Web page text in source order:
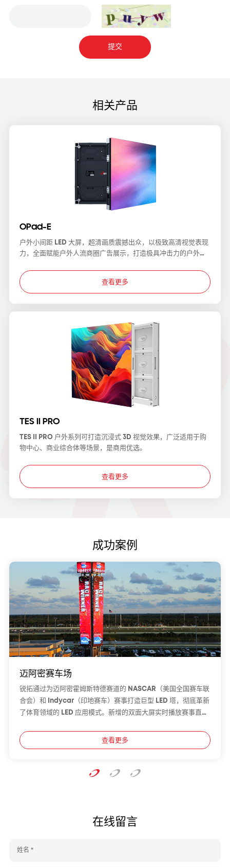
提交
相关产品
OPad-E
户外小间距 LED 大屏，超清画质震撼出众，以极致高清视觉表现
力，全面赋能户外人流商圈广告展示，打造极具冲击力的户外传
查看更多
TES II PRO
TES II PRO 户外系列可打造沉浸式 3D 视觉效果，广泛适用于购
物中心、商业综合体等场景，是商用优选。
查看更多
成功案例
迈阿密赛车场
锐拓通过为迈阿密霍姆斯特德赛道的 NASCAR（美国全国赛车联
合会）和 Indycar（印地赛车）赛事打造巨型 LED 塔，彻底革新
了体育领域的 LED 应用模式。新增的双面大屏实时播放赛事直播
更具感染力。
查看更多
在线留言